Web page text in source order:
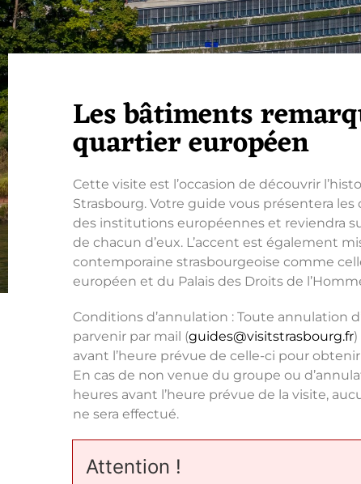
Les bâtiments
quartier européen
Cette visite est l’occasion de découvrir
Strasbourg. Votre guide vous présentera
des institutions européennes et reviendra
de chacun d’eux. L’accent est également
contemporaine strasbourgeoise comme
européen et du Palais des Droits de
Conditions d’annulation : Toute annulation
parvenir par mail (guides@visitstrasbourg.fr
avant l’heure prévue de celle-ci pour
En cas de non venue du groupe ou
heures avant l’heure prévue de la visite,
ne sera effectué.
Attention !